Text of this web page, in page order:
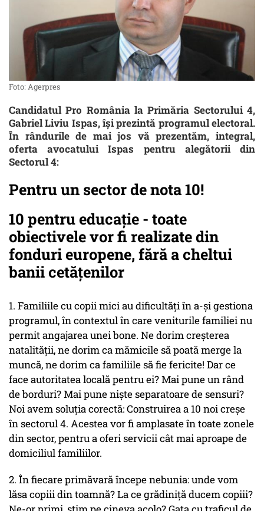
Foto: Agerpres
Candidatul Pro România la Primăria Sectorului 4,
Gabriel Liviu Ispas, îşi prezintă programul electoral.
În rândurile de mai jos vă prezentăm, integral,
oferta avocatului Ispas pentru alegătorii din
Sectorul 4:
Pentru un sector de nota 10!
10 pentru educație - toate
obiectivele vor fi realizate din
fonduri europene, fără a cheltui
banii cetățenilor
1. Familiile cu copii mici au dificultăți în a-și gestiona
programul, în contextul în care veniturile familiei nu
permit angajarea unei bone. Ne dorim creșterea
natalității, ne dorim ca mămicile să poată merge la
muncă, ne dorim ca familiile să fie fericite! Dar ce
face autoritatea locală pentru ei? Mai pune un rând
de borduri? Mai pune niște separatoare de sensuri?
Noi avem soluția corectă: Construirea a 10 noi creșe
în sectorul 4. Acestea vor fi amplasate în toate zonele
din sector, pentru a oferi servicii cât mai aproape de
domiciliul familiilor.
2. În fiecare primăvară începe nebunia: unde vom
lăsa copiii din toamnă? La ce grădiniță ducem copiii?